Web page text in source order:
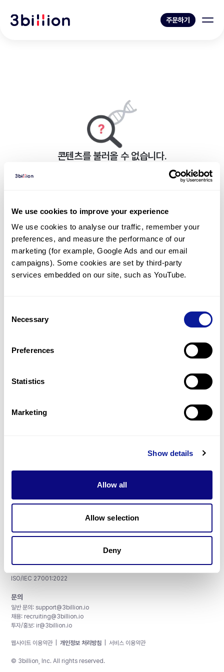
We use cookies to improve your experience
We use cookies to analyse our traffic, remember your
preferences, and measure the performance of our
marketing (for example, Google Ads and our email
campaigns). Some cookies are set by third-party
services embedded on our site, such as YouTube.
Selection
Necessary
Preferences
Statistics
Marketing
Show details
Allow all
Allow selection
Deny
주문하기
콘텐츠를 불러올 수 없습니다.
기술
Gene browser
매달 뉴스레터를 통해 최신 블로그 포스트와 소식을 받아보세요.
주식회사 쓰리빌리언
서울특별시 강남구 테헤란로 415, 8층
사업자등록번호: 290-81-00524
대표이사: 금창원
ISO/IEC 27001:2022
문의
일반 문의: support@3billion.io
채용: recruiting@3billion.io
투자/홍보: ir@3billion.io
웹사이트 이용약관 개인정보 처리방침 서비스 이용약관
© 3billion, Inc. All rights reserved.